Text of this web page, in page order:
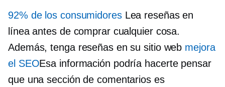
92% de los consumidoresLea reseñas en
línea antes de comprar cualquier cosa.
Además, tenga reseñas en su sitio web mejora
el SEOEsa información podría hacerte pensar
que una sección de comentarios es